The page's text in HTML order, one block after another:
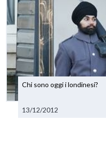
Chi sono oggi i londinesi?
13/12/2012